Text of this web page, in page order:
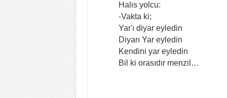
Halis yolcu:
-Vakta ki;
Yar'ı diyar eyledin
Diyarı Yar eyledin
Kendini yar eyledin
Bil ki orasıdır menzil…